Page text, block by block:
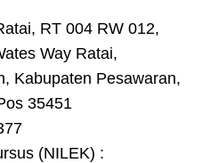
RT 004 RW 012,
Way Ratai,
Kabupaten Pesawaran,
35451
(NILEK) :